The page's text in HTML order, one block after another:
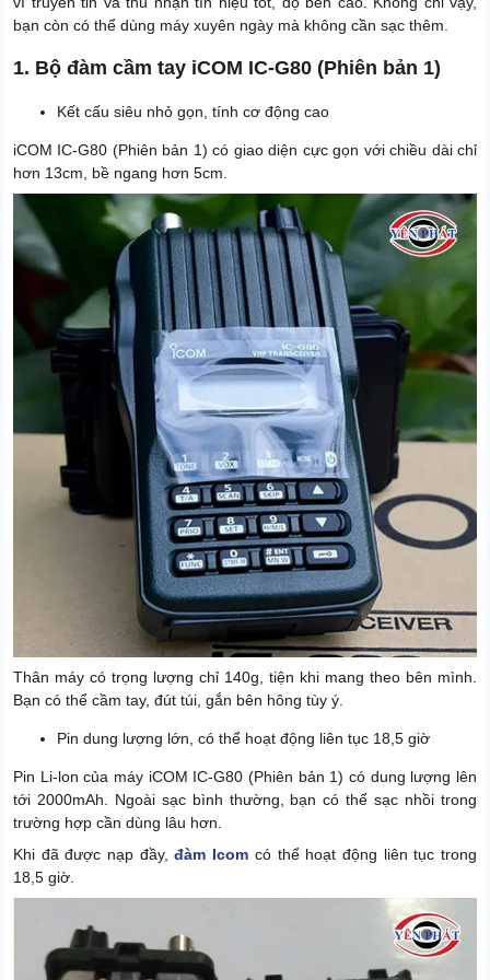
bạn còn có thể dùng máy xuyên ngày mà không cần sạc thêm.
1. Bộ đàm cầm tay iCOM IC-G80 (Phiên bản 1)
Kết cấu siêu nhỏ gọn, tính cơ động cao
iCOM IC-G80 (Phiên bản 1) có giao diện cực gọn với chiều dài chỉ
hơn 13cm, bề ngang hơn 5cm.
Thân máy có trọng lượng chỉ 140g, tiện khi mang theo bên mình.
Bạn có thể cầm tay, đút túi, gắn bên hông tùy ý.
Pin dung lượng lớn, có thể hoạt động liên tục 18,5 giờ
Pin Li-lon của máy iCOM IC-G80 (Phiên bản 1) có dung lượng lên
tới 2000mAh. Ngoài sạc bình thường, bạn có thể sạc nhồi trong
trường hợp cần dùng lâu hơn.
Khi đã được nạp đầy,đàm Icom có thể hoạt động liên tục trong
18,5 giờ.